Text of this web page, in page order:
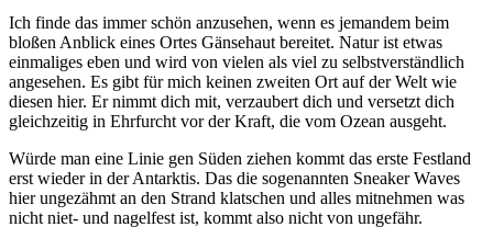
Ich finde das immer schön anzusehen, wenn es jemandem beim
bloßen Anblick eines Ortes Gänsehaut bereitet. Natur ist etwas
einmaliges eben und wird von vielen als viel zu selbstverständlich
angesehen. Es gibt für mich keinen zweiten Ort auf der Welt wie
diesen hier. Er nimmt dich mit, verzaubert dich und versetzt dich
gleichzeitig in Ehrfurcht vor der Kraft, die vom Ozean ausgeht.
Würde man eine Linie gen Süden ziehen kommt das erste Festland
erst wieder in der Antarktis. Das die sogenannten Sneaker Waves
hier ungezähmt an den Strand klatschen und alles mitnehmen was
nicht niet- und nagelfest ist, kommt also nicht von ungefähr.